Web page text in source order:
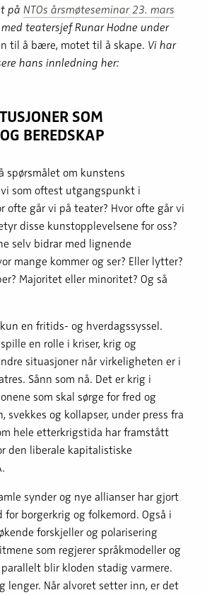
på NTOs årsmøteseminar 23. mars
teatersjef Runar Hodne under
til å bære, motet til å skape. Vi har
hans innledning her:
SOM
BEREDSKAP
spørsmålet om kunstens
som oftest utgangspunkt i
ofte går vi på teater? Hvor ofte går vi
disse kunstopplevelsene for oss?
selv bidrar med lignende
mange kommer og ser? Eller lytter?
Majoritet eller minoritet? Og så
en fritids- og hverdagssyssel.
en rolle i kriser, krig og
situasjoner når virkeligheten er i
Sånn som nå. Det er krig i
som skal sørge for fred og
svekkes og kollapser, under press fra
hele etterkrigstida har framstått
den liberale kapitalistiske
synder og nye allianser har gjort
borgerkrig og folkemord. Også i
forskjeller og polarisering
som regjerer språkmodeller og
parallelt blir kloden stadig varmere.
lenger. Når alvoret setter inn, er det